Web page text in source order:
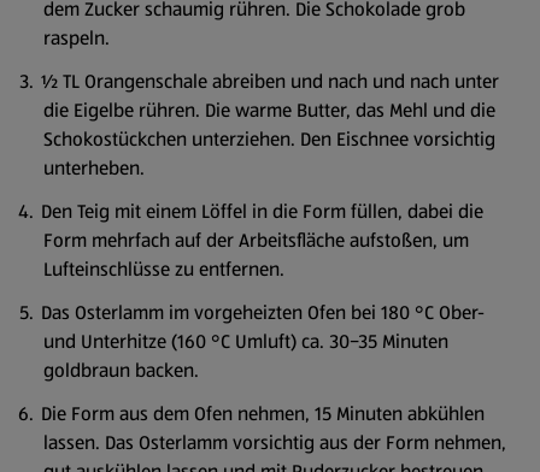
dem Zucker schaumig rühren. Die Schokolade grob
raspeln.
½ TL Orangenschale abreiben und nach und nach unter
die Eigelbe rühren. Die warme Butter, das Mehl und die
Schokostückchen unterziehen. Den Eischnee vorsichtig
unterheben.
Den Teig mit einem Löffel in die Form füllen, dabei die
Form mehrfach auf der Arbeitsfläche aufstoßen, um
Lufteinschlüsse zu entfernen.
Das Osterlamm im vorgeheizten Ofen bei 180 °C Ober-
und Unterhitze (160 °C Umluft) ca. 30−35 Minuten
goldbraun backen.
Die Form aus dem Ofen nehmen, 15 Minuten abkühlen
lassen. Das Osterlamm vorsichtig aus der Form nehmen,